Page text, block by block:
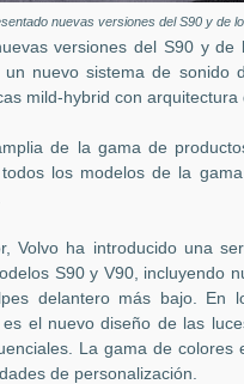
nuevas versiones del S90 y de
versiones del S90 y
nuevo sistema de sonido
mild-hybrid con arquitectura
de la gama de
los modelos de la
Volvo ha introducido una
S90 y V90, incluyendo
delantero más bajo. En
el nuevo diseño de las
La gama de colores
de personalización.